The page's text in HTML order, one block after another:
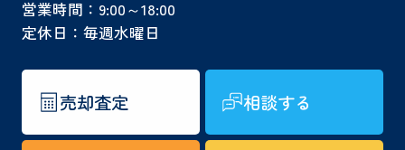
営業時間：9:00～18:00
定休日：毎週水曜日
売却査定 相談する